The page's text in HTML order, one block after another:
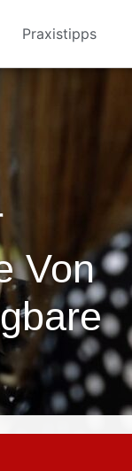
Praxistipps
Von